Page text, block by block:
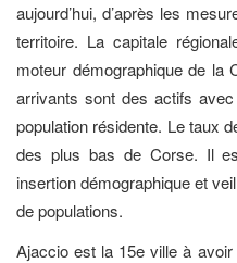
aujourd’hui, d’après les
territoire. La capitale
moteur démographique de la
arrivants sont des actifs
population résidente. Le taux
des plus bas de Corse. Il
insertion démographique et
de populations.
Ajaccio est la 15e ville à